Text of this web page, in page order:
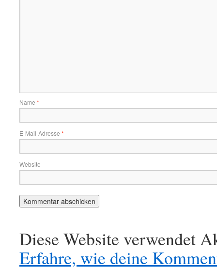
Name *
E-Mail-Adresse *
Website
Diese Website verwendet
Erfahre, wie deine